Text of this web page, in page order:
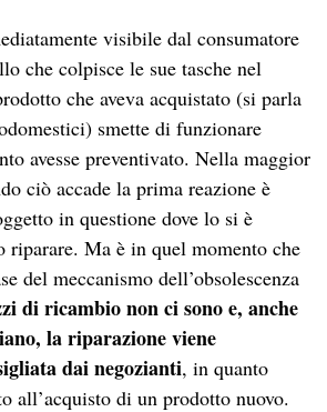
visibile dal consumatore
che colpisce le sue tasche nel
che aveva acquistato (si parla
smette di funzionare
avesse preventivato. Nella maggior
ciò accade la prima reazione è
in questione dove lo si è
riparare. Ma è in quel momento che
del meccanismo dell’obsolescenza
di ricambio non ci sono e, anche
la riparazione viene
dai negozianti, in quanto
all’acquisto di un prodotto nuovo.